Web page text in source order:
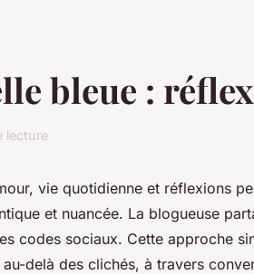
bleue :
lecture
vie quotidienne et réflexions
et nuancée. La blogueuse
codes sociaux. Cette approche
delà des clichés, à travers